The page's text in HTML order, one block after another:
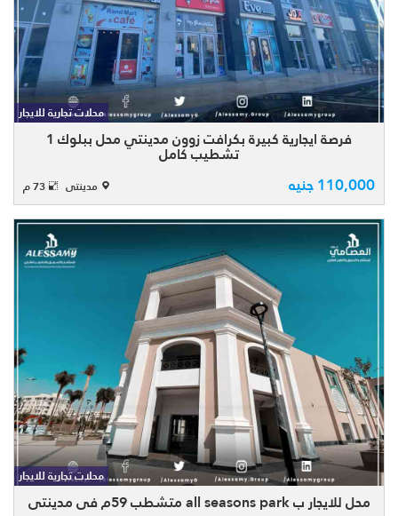
للايجار بمدينتي ببلوك 1 محل واجهة تشطيب
كامل مساحة 73م دوريين ارضي + اول بجانب
ابو عوف وبرندات مميزة موقع مميز بواجهة
السوق بالكامل افضل انواع التشطيب بجانب
ابو عوف و ...
محلات تجارية للايجار
فرصة ايجارية كبيرة بكرافت زوون مدينتي محل ببلوك 1
تشطيب كامل
110,000 جنيه مدينتى 73 م
بأحدث واميز مولات مدينتي للايجار محل 59 م2
- بمنـطقة all season park mall - المول
المخصص للبرندات فقط وتحت ادارة مباشرة
لمجموعة طلعت مصطفي ، محل ملابس وازياء
ويمكن تع ...
محلات تجارية للايجار
محل للايجار ب all seasons park متشطب 59م في مدينتي